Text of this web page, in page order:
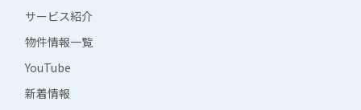
サービス紹介
物件情報一覧
YouTube
新着情報